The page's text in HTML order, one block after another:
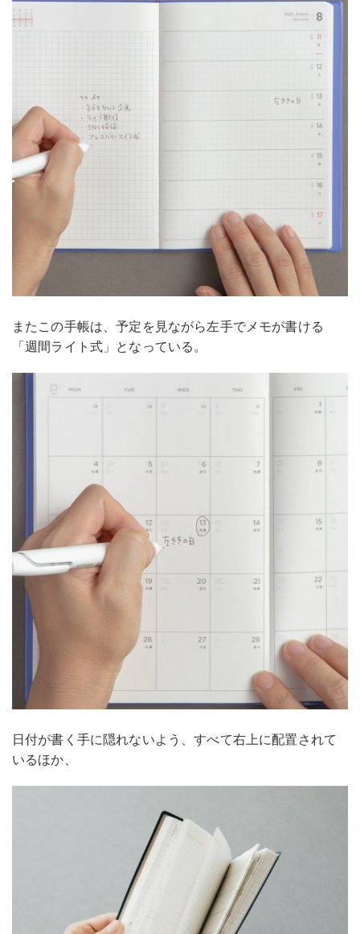
またこの手帳は、予定を見ながら左手でメモが書ける
「週間ライト式」となっている。
日付が書く手に隠れないよう、すべて右上に配置されて
いるほか、